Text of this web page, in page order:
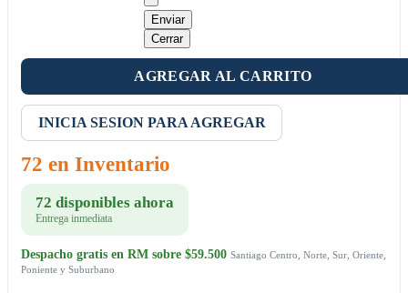
Enviar
Cerrar
AGREGAR AL CARRITO
INICIA SESION PARA AGREGAR
72 en Inventario
72 disponibles ahora
Entrega inmediata
Despacho gratis en RM sobre $59.500 Santiago Centro, Norte, Sur, Oriente,
Poniente y Suburbano